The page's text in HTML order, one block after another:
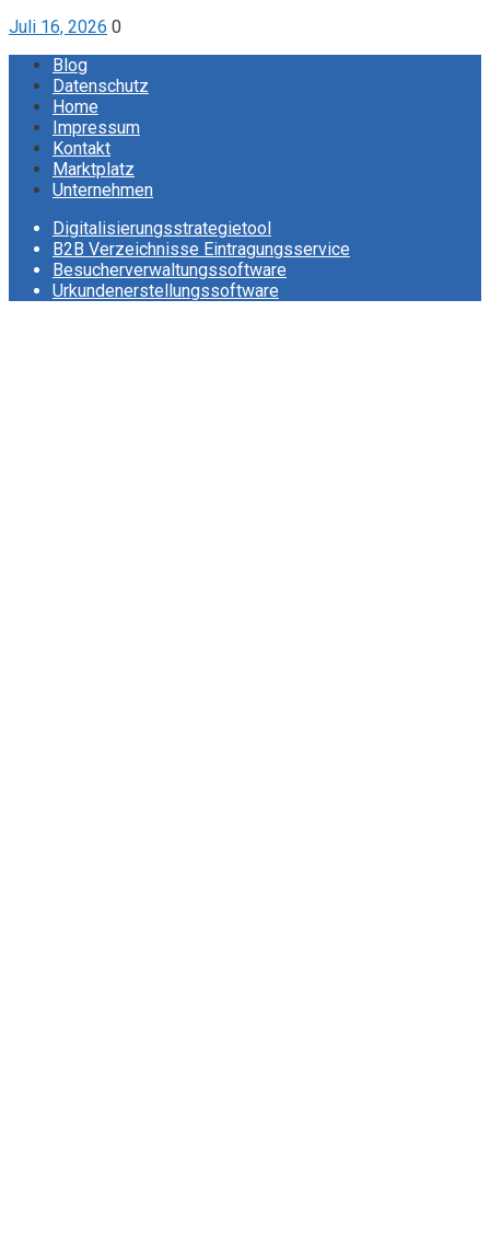
Juli 16, 2026 0
Blog
Datenschutz
Home
Impressum
Kontakt
Marktplatz
Unternehmen
Digitalisierungsstrategietool
B2B Verzeichnisse Eintragungsservice
Besucherverwaltungssoftware
Urkundenerstellungssoftware